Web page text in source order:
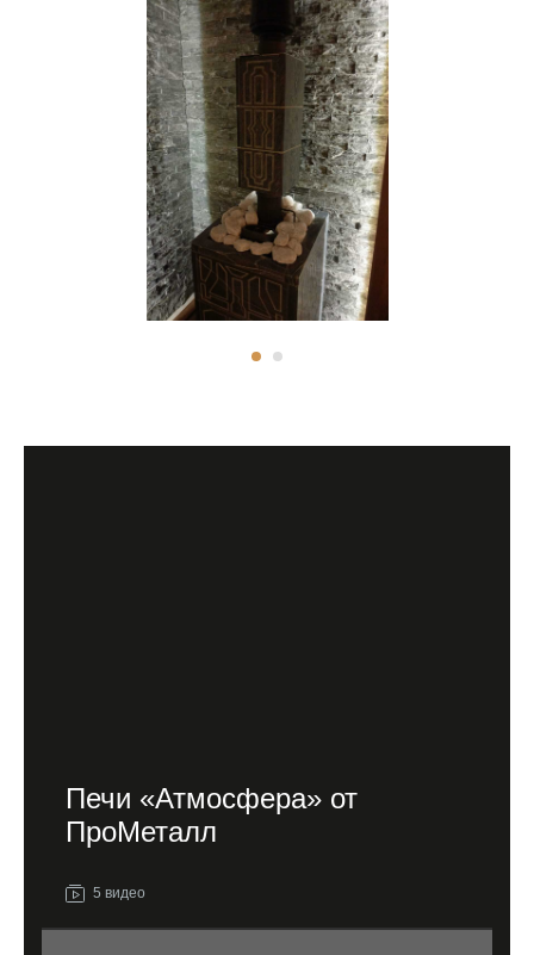
Печи «Атмосфера» от
ПроМеталл
5 видео